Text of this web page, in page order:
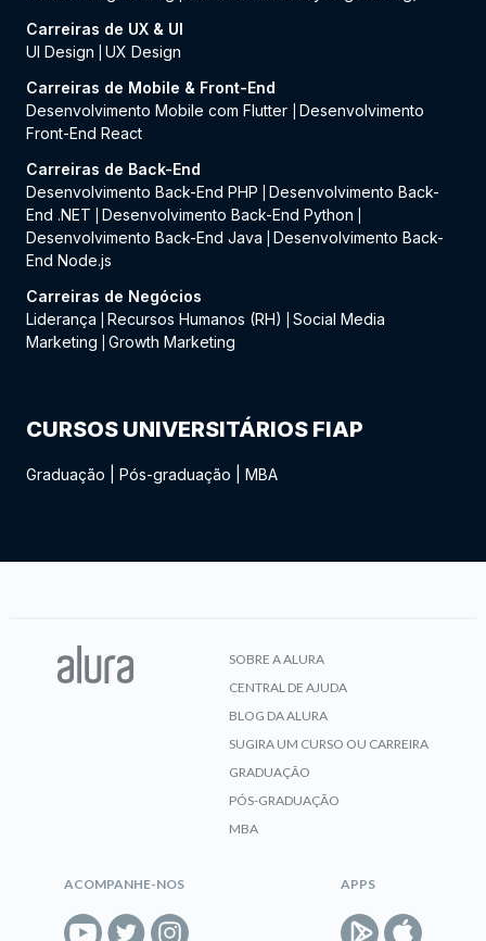
Carreiras de UX & UI
UI Design
UX Design
Carreiras de Mobile & Front-End
Desenvolvimento Mobile com Flutter
Desenvolvimento
Front-End React
Carreiras de Back-End
Desenvolvimento Back-End PHP
Desenvolvimento Back-
End .NET
Desenvolvimento Back-End Python
Desenvolvimento Back-End Java
Desenvolvimento Back-
End Node.js
Carreiras de Negócios
Liderança
Recursos Humanos (RH)
Social Media
Marketing
Growth Marketing
CURSOS UNIVERSITÁRIOS FIAP
Graduação Pós-graduação MBA
SOBRE A ALURA
CENTRAL DE AJUDA
BLOG DA ALURA
SUGIRA UM CURSO OU CARREIRA
GRADUAÇÃO
PÓS-GRADUAÇÃO
MBA
ACOMPANHE-NOS APPS